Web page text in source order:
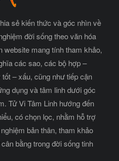
sẻ kiến thức và góc nhìn về
đời sống theo văn hóa
website mang tính tham khảo,
các sao, các bộ hợp –
– xấu, cũng như tiếp cận
dụng và tâm linh dưới góc
Tử Vi Tâm Linh hướng đến
có chọn lọc, nhằm hỗ trợ
bản thân, tham khảo
bằng trong đời sống tinh